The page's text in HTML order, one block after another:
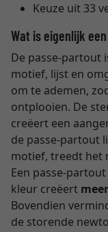
Keuze uit 33
Wat is eigenlijk
De passe-partout
motief, lijst en
om te ademen,
ontplooien. De
creëert een
de passe-partout
motief, treedt het
Een passe-
kleur creëert
Bovendien
de storende